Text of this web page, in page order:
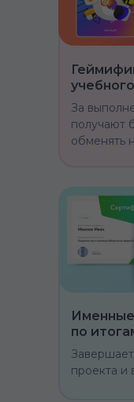
по
проекта и
За
получают
обменять